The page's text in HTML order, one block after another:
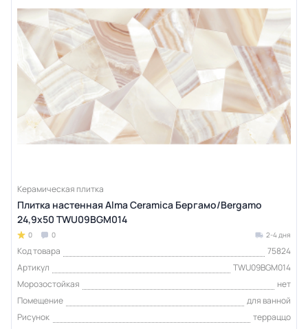
Керамическая плитка
Плитка настенная Alma Ceramica Бергамо/Bergamo
24,9х50 TWU09BGM014
0 0 2-4 дня
Код товара
75824
Артикул
TWU09BGM014
Морозостойкая
нет
Помещение
для ванной
Рисунок
терраццо